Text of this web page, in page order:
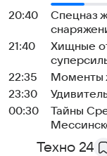
20:40
Спецназ
21:40
Хищные
22:35
Моменты
23:30
00:30
Тайны
Техно 24